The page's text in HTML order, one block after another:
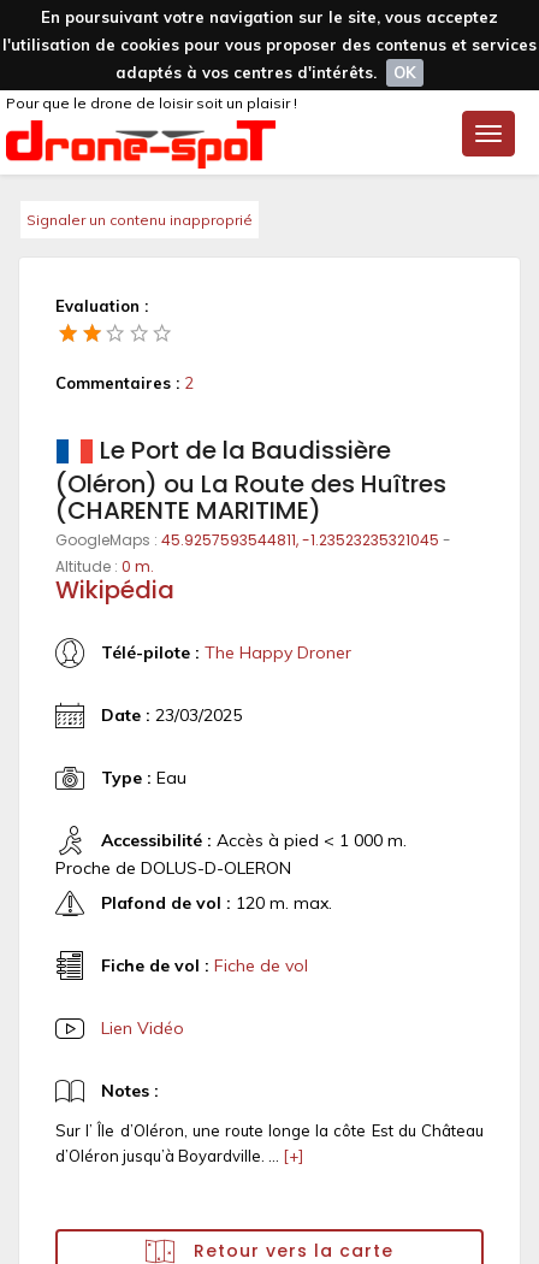
En poursuivant votre navigation sur le site, vous acceptez
l'utilisation de cookies pour vous proposer des contenus et services
adaptés à vos centres d'intérêts.
OK
Toggle
Pour que le drone de loisir soit un plaisir !
Signaler un contenu inapproprié
Evaluation :
Commentaires : 2
Le Port de la Baudissière
(Oléron) ou La Route des Huîtres
(CHARENTE MARITIME)
GoogleMaps : 45.9257593544811, -1.23523235321045 -
Altitude : 0 m.
Wikipédia
Télé-pilote : The Happy Droner
Date : 23/03/2025
Type : Eau
Accessibilité : Accès à pied < 1 000 m.
Proche de DOLUS-D-OLERON
Plafond de vol : 120 m. max.
Fiche de vol : Fiche de vol
Lien Vidéo
Notes :
Sur l’ Île d’Oléron, une route longe la côte Est du Château
d’Oléron jusqu’à Boyardville. ... [+]
Retour vers la carte